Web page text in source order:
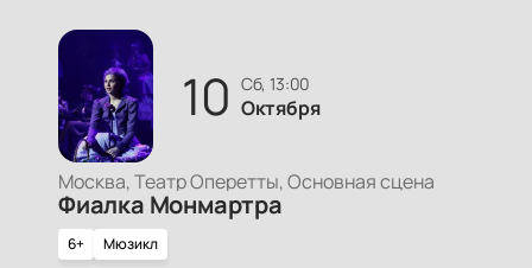
10 сб, 13:00
Октября
Москва, Театр Оперетты, Основная сцена
Фиалка Монмартра
6+ Мюзикл